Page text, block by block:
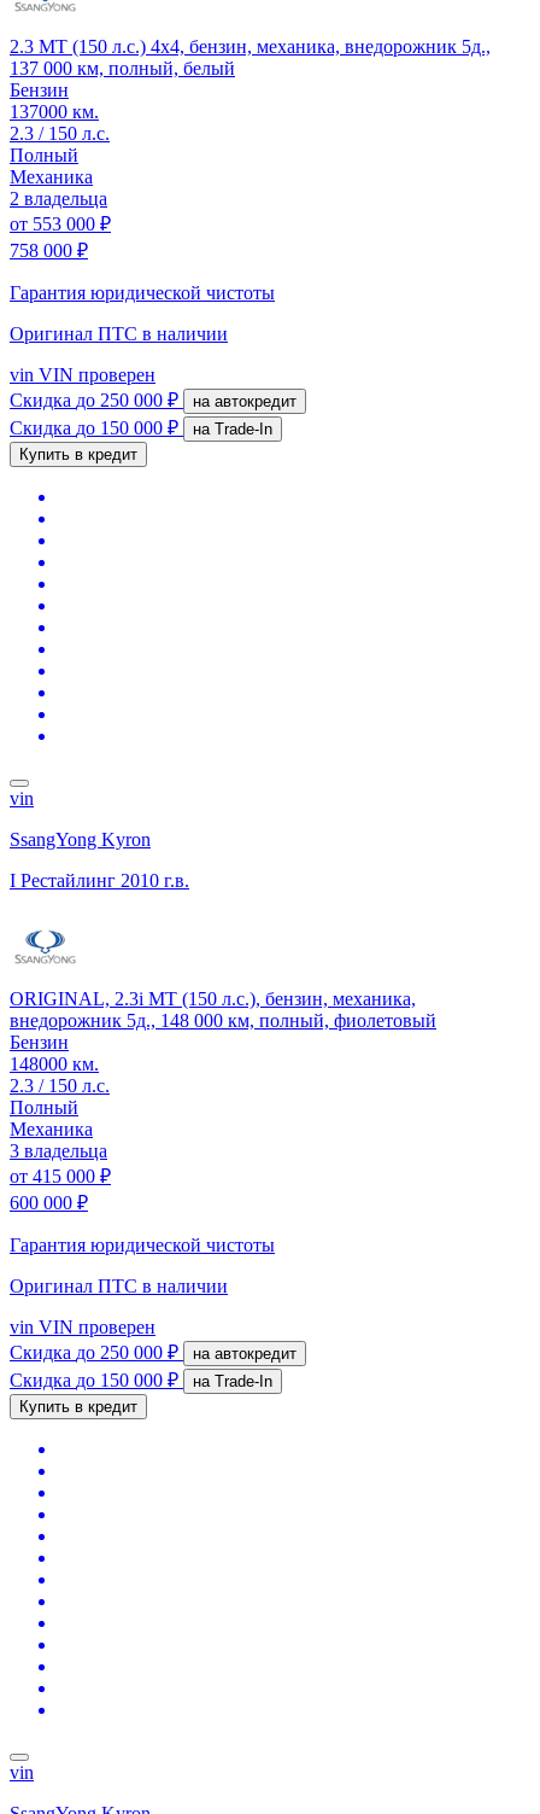
2.3 MT (150 л.с.) 4x4, бензин, механика, внедорожник 5д.,
137 000 км, полный, белый
Бензин
137000 км.
2.3 / 150 л.с.
Полный
Механика
2 владельца
от 553 000 ₽
758 000 ₽
Гарантия юридической чистоты
Оригинал ПТС в наличии
vin VIN проверен
Скидка до 250 000 ₽ на автокредит
Скидка до 150 000 ₽
на Trade-In
Купить в кредит
vin
SsangYong Kyron
I Рестайлинг 2010 г.в.
ORIGINAL, 2.3i MT (150 л.с.), бензин, механика,
внедорожник 5д., 148 000 км, полный, фиолетовый
Бензин
148000 км.
2.3 / 150 л.с.
Полный
Механика
3 владельца
от 415 000 ₽
600 000 ₽
Гарантия юридической чистоты
Оригинал ПТС в наличии
vin VIN проверен
Скидка до 250 000 ₽ на автокредит
Скидка до 150 000 ₽
на Trade-In
Купить в кредит
vin